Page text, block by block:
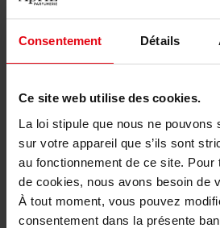
Consentement Détails
Ce site web utilise des cookies.
La loi stipule que nous ne pouvons
sur votre appareil que s’ils sont
au fonctionnement de ce site.
de cookies, nous avons besoin de
À tout moment, vous pouvez
consentement dans la présente
Être prévenu de la
Livraison gratuite à partir de
Emballage cadeau offert
Description